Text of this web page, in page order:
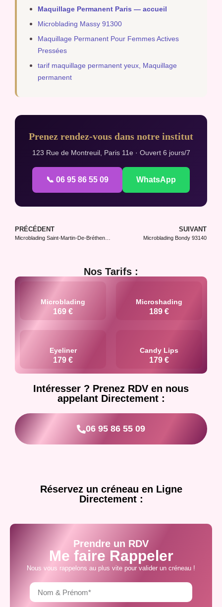
Prendre un RDV
Me faire Rappeler
Nous vous rappelons au plus vite pour valider un créneau !
Maquillage Permanent Paris — accueil
Microblading Massy 91300
Maquillage Permanent Pour Femmes Actives
Pressées
tarif maquillage permanent yeux, Maquillage
permanent
Prenez rendez-vous dans notre institut
123 Rue de Montreuil, Paris 11e · Ouvert 6 jours/7
📞 06 95 86 55 09 WhatsApp
PRÉCÉDENT SUIVANT
Microblading Bondy 93140
Nos Tarifs :
Microblading
169 €
Microshading
189 €
Eyeliner
179 €
Candy Lips
179 €
Intéresser ? Prenez RDV en nous
appelant Directement :
06 95 86 55 09
Réservez un créneau en Ligne
Directement :